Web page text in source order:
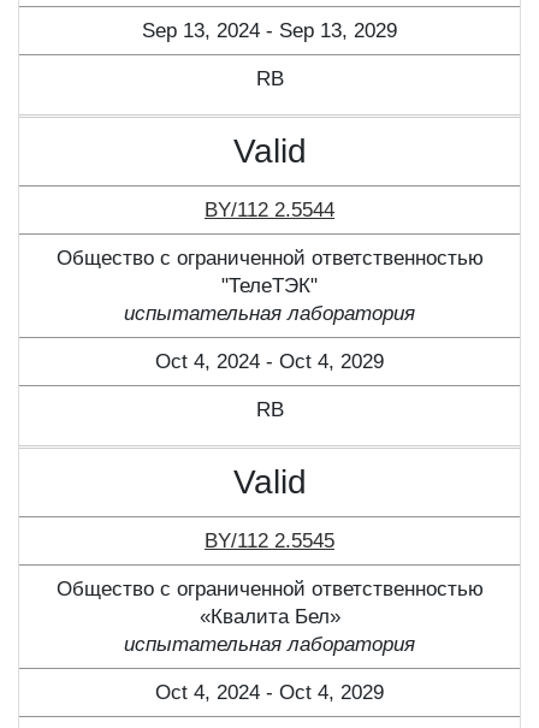
Sep 13, 2024 - Sep 13, 2029
RB
Valid
BY/112 2.5544
Общество с ограниченной ответственностью
"ТелеТЭК"
испытательная лаборатория
Oct 4, 2024 - Oct 4, 2029
RB
Valid
BY/112 2.5545
Общество с ограниченной ответственностью
«Квалита Бел»
испытательная лаборатория
Oct 4, 2024 - Oct 4, 2029